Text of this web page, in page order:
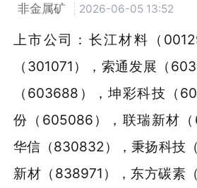
非金属矿 2026-06-05 13:52
上市公司：长江材料（
（301071），索通发展（
（603688），坤彩科技（
份（605086），联瑞新材
华信（830832），秉扬科技
新材（838971），东方碳素